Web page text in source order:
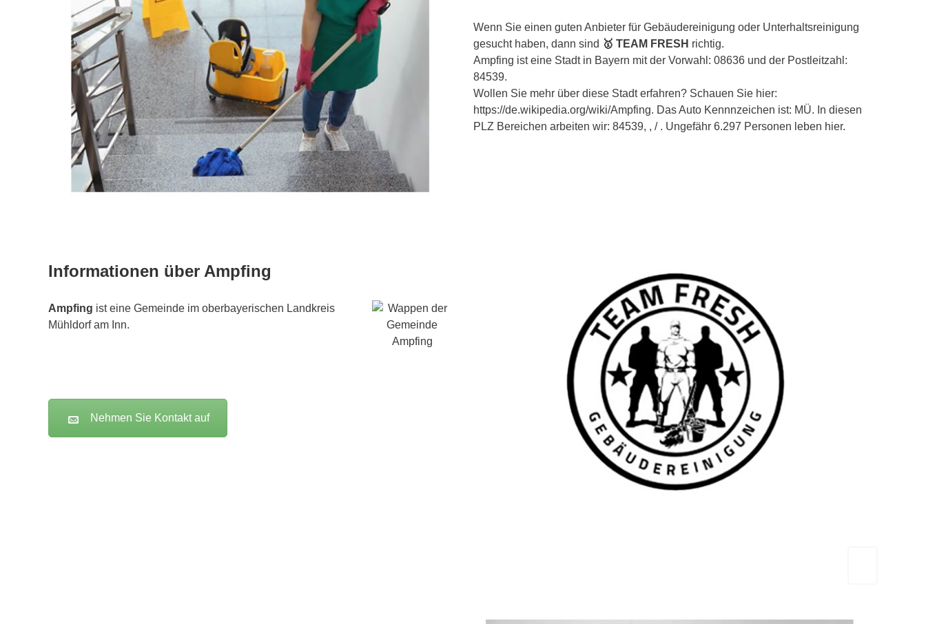
Wenn Sie einen guten Anbieter für Gebäudereinigung oder Unterhaltsreinigung
gesucht haben, dann sind 🥇 TEAM FRESH richtig.
Ampfing ist eine Stadt in Bayern mit der Vorwahl: 08636 und der Postleitzahl:
84539.
Wollen Sie mehr über diese Stadt erfahren? Schauen Sie hier:
https://de.wikipedia.org/wiki/Ampfing. Das Auto Kennnzeichen ist: MÜ. In diesen
PLZ Bereichen arbeiten wir: 84539, , / . Ungefähr 6.297 Personen leben hier.
Informationen über Ampfing
Ampfing ist eine Gemeinde im oberbayerischen Landkreis
Mühldorf am Inn.
Nehmen Sie Kontakt auf